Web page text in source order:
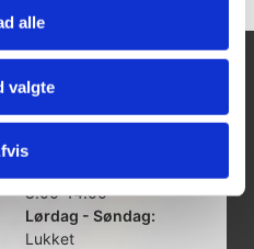
alle
valgte
Åbningstider
Mandag - Torsdag:
8.00-16.00
8.00-14.00
Lørdag - Søndag:
Lukket